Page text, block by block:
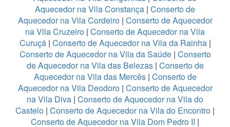
Aquecedor na Vila Constança | Conserto de
Aquecedor na Vila Cordeiro| Conserto de Aquecedor
na Vila Cruzeiro | Conserto de Aquecedor na Vila
Curuçá | Conserto de Aquecedor na Vila da Rainha |
Conserto de Aquecedor na Vila da Saúde| Conserto
de Aquecedor na Vila das Belezas| Conserto de
Aquecedor na Vila das Mercês| Conserto de
Aquecedor na Vila Deodoro| Conserto de Aquecedor
na Vila Diva | Conserto de Aquecedor na Vila do
Castelo | Conserto de Aquecedor na Vila do Encontro |
Conserto de Aquecedor na Vila Dom Pedro II |